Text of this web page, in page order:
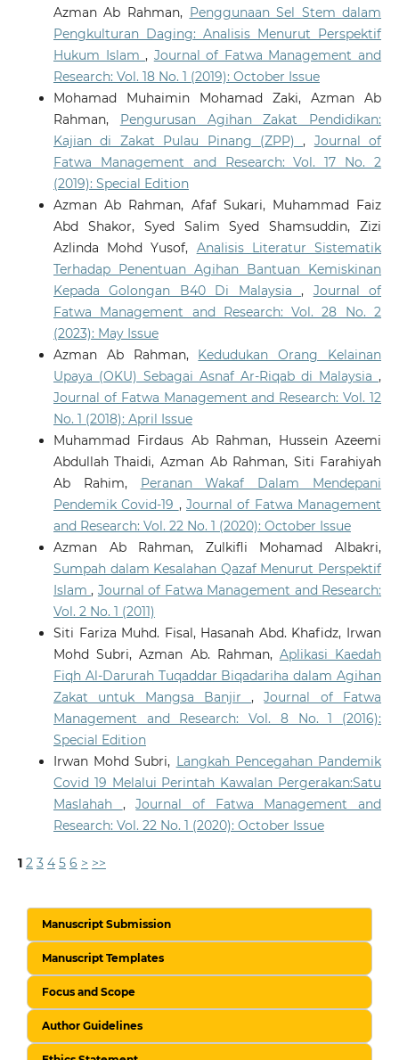
Azman Ab Rahman, Penggunaan Sel Stem dalam
Pengkulturan Daging: Analisis Menurut Perspektif
Hukum Islam, Journal of Fatwa Management and
Research: Vol. 18 No. 1 (2019): October Issue
Mohamad Muhaimin Mohamad Zaki, Azman Ab
Rahman, Pengurusan Agihan Zakat Pendidikan:
Kajian di Zakat Pulau Pinang (ZPP), Journal of
Fatwa Management and Research: Vol. 17 No. 2
(2019): Special Edition
Azman Ab Rahman, Afaf Sukari, Muhammad Faiz
Abd Shakor, Syed Salim Syed Shamsuddin, Zizi
Azlinda Mohd Yusof, Analisis Literatur Sistematik
Terhadap Penentuan Agihan Bantuan Kemiskinan
Kepada Golongan B40 Di Malaysia, Journal of
Fatwa Management and Research: Vol. 28 No. 2
(2023): May Issue
Azman Ab Rahman, Kedudukan Orang Kelainan
Upaya (OKU) Sebagai Asnaf Ar-Riqab di Malaysia,
Journal of Fatwa Management and Research: Vol. 12
No. 1 (2018): April Issue
Muhammad Firdaus Ab Rahman, Hussein Azeemi
Abdullah Thaidi, Azman Ab Rahman, Siti Farahiyah
Ab Rahim, Peranan Wakaf Dalam Mendepani
Pendemik Covid-19 , Journal of Fatwa Management
and Research: Vol. 22 No. 1 (2020): October Issue
Azman Ab Rahman, Zulkifli Mohamad Albakri,
Sumpah dalam Kesalahan Qazaf Menurut Perspektif
Islam, Journal of Fatwa Management and Research:
Vol. 2 No. 1 (2011)
Siti Fariza Muhd. Fisal, Hasanah Abd. Khafidz, Irwan
Mohd Subri, Azman Ab. Rahman, Aplikasi Kaedah
Fiqh Al-Darurah Tuqaddar Biqadariha dalam Agihan
Zakat untuk Mangsa Banjir,Journal of Fatwa
Management and Research: Vol. 8 No. 1 (2016):
Special Edition
Irwan Mohd Subri, Langkah Pencegahan Pandemik
Covid 19 Melalui Perintah Kawalan Pergerakan:Satu
Maslahah ,Journal of Fatwa Management and
Research: Vol. 22 No. 1 (2020): October Issue
1 2 3 4 5 6 > >>
Manuscript Submission
Manuscript Templates
Focus and Scope
Author Guidelines